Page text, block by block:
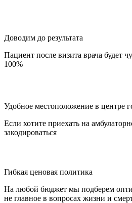
Доводим до результата
Пациент после визита врача будет
100%
Удобное местоположение в центре
Если хотите приехать на
закодироваться
Гибкая ценовая политика
На любой бюджет мы подберем
не главное в вопросах жизни и